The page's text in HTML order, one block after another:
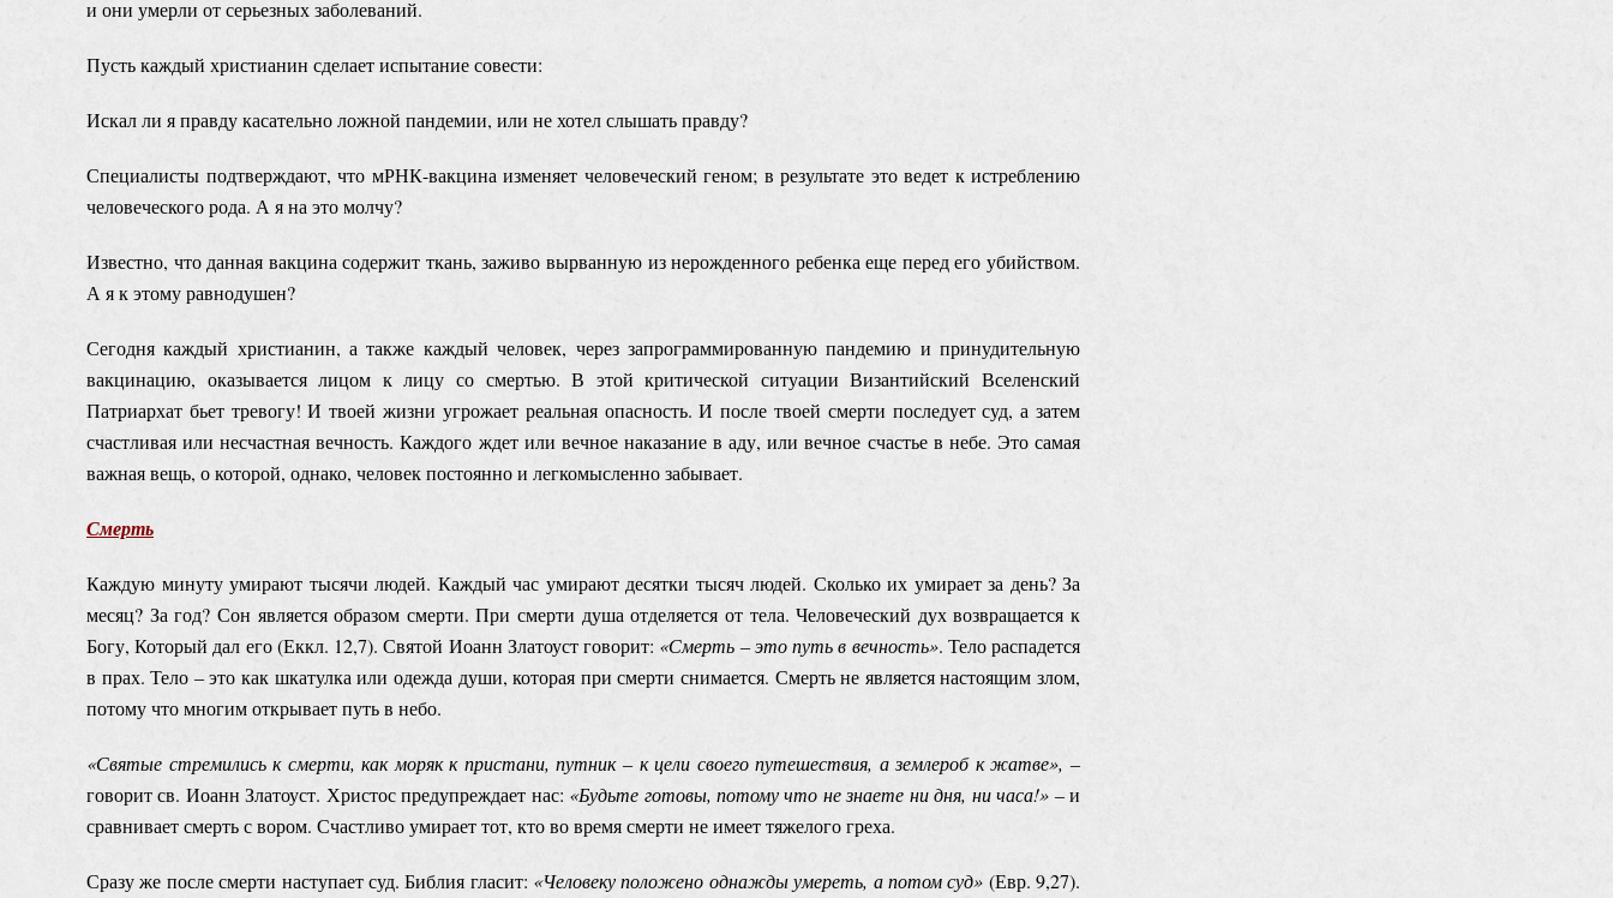
и они умерли от серьезных заболеваний.
Пусть каждый христианин сделает испытание совести:
Искал ли я правду касательно ложной пандемии, или не хотел слышать правду?
Специалисты подтверждают, что мРНК-вакцина изменяет человеческий геном; в результате это ведет к истреблению
человеческого рода. А я на это молчу?
Известно, что данная вакцина содержит ткань, заживо вырванную из нерожденного ребенка еще перед его убийством.
А я к этому равнодушен?
Сегодня каждый христианин, а также каждый человек, через запрограммированную пандемию и принудительную
вакцинацию, оказывается лицом к лицу со смертью. В этой критической ситуации Византийский Вселенский
Патриархат бьет тревогу! И твоей жизни угрожает реальная опасность. И после твоей смерти последует суд, а затем
счастливая или несчастная вечность. Каждого ждет или вечное наказание в аду, или вечное счастье в небе. Это самая
важная вещь, о которой, однако, человек постоянно и легкомысленно забывает.
Смерть
Каждую минуту умирают тысячи людей. Каждый час умирают десятки тысяч людей. Сколько их умирает за день? За
месяц? За год? Сон является образом смерти. При смерти душа отделяется от тела. Человеческий дух возвращается к
Богу, Который дал его (Еккл. 12,7). Святой Иоанн Златоуст говорит: «Смерть ‒ это путь в вечность». Тело распадется
в прах. Тело ‒ это как шкатулка или одежда души, которая при смерти снимается. Смерть не является настоящим злом,
потому что многим открывает путь в небо.
«Святые стремились к смерти, как моряк к пристани, путник ‒ к цели своего путешествия, а землероб к жатве», ‒
говорит св. Иоанн Златоуст. Христос предупреждает нас: «Будьте готовы, потому что не знаете ни дня, ни часа!» ‒ и
сравнивает смерть с вором. Счастливо умирает тот, кто во время смерти не имеет тяжелого греха.
Сразу же после смерти наступает суд. Библия гласит: «Человеку положено однажды умереть, а потом суд» (Евр. 9,27).